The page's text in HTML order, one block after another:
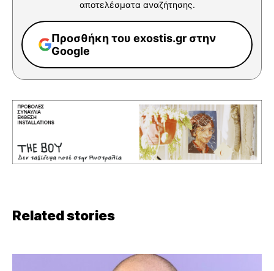
αποτελέσματα αναζήτησης.
Προσθήκη του exostis.gr στην
Google
Related stories